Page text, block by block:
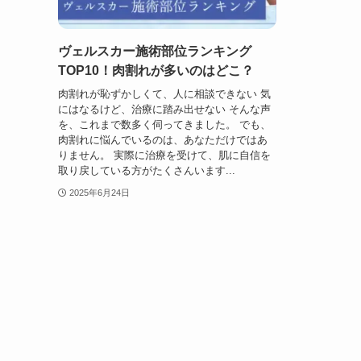
ヴェルスカー施術部位ランキング
TOP10！肉割れが多いのはどこ？
肉割れが恥ずかしくて、人に相談できない 気
にはなるけど、治療に踏み出せない そんな声
を、これまで数多く伺ってきました。 でも、
肉割れに悩んでいるのは、あなただけではあ
りません。 実際に治療を受けて、肌に自信を
取り戻している方がたくさんいます...
2025年6月24日